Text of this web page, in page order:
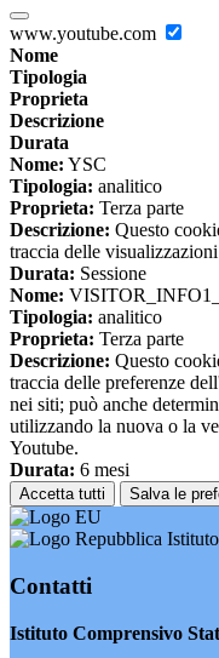
www.youtube.com
Nome
Tipologia
Proprieta
Descrizione
Durata
Nome: YSC
Tipologia: analitico
Proprieta: Terza parte
Descrizione: Questo
traccia delle
Durata: Sessione
Nome:
Tipologia: analitico
Proprieta: Terza parte
Descrizione: Questo
traccia delle preferenze
nei siti; può anche
utilizzando la nuova o la
Youtube.
Durata: 6 mesi
Accetta tutti Salva le
Contatti
Istituto Comprensivo